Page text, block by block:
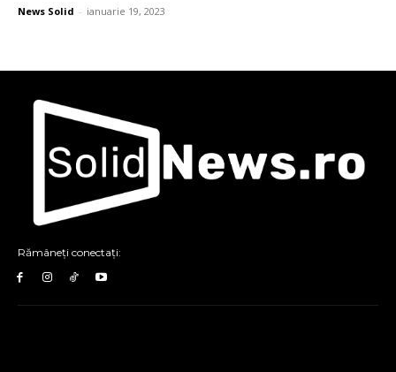
News Solid - ianuarie 19, 2023
Rămâneți conectați: